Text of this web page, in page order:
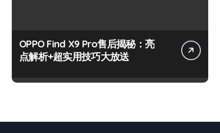
OPPO Find X9 Pro售后揭秘：亮
点解析+超实用技巧大放送